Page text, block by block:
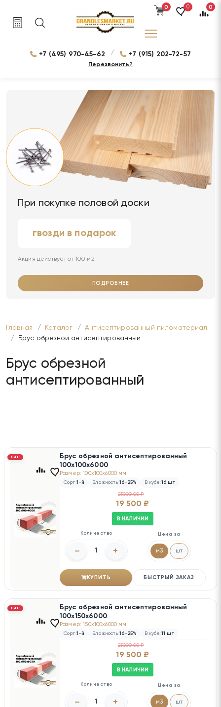
0 0 0
+7 (495) 970-45-62 / +7 (915) 202-72-57
Перезвонить?
При покупке половой доски
гвозди в подарок
Акция действует от 100 м2
ПОДРОБНЕЕ
Главная Каталог
Антисептированный пиломатериал
Брус обрезной антисептированный
Брус обрезной
антисептированный
ХИТ!
Брус обрезной антисептированный
100х100х6000
Размер: 100x100x6000 мм
Сорт:1-й Влажность:16-25% В кубе:16 шт
23000.00 ₽
19 500 ₽
В НАЛИЧИИ
Количество
– +
Цена за
м3 шт
КУПИТЬ БЫСТРЫЙ ЗАКАЗ
ХИТ!
Брус обрезной антисептированный
100х150х6000
Размер: 150x100x6000 мм
Сорт:1-й Влажность:16-25% В кубе:11 шт
23000.00 ₽
19 500 ₽
В НАЛИЧИИ
Количество
– +
Цена за
м3 шт